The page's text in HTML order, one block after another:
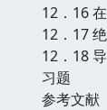
12．16
12．17
12．18
习题
参考文献